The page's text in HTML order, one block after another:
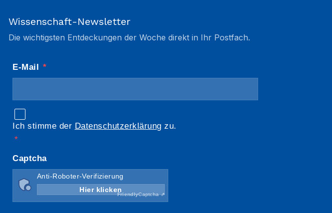
Wissenschaft-Newsletter
Die wichtigsten Entdeckungen der Woche direkt in Ihr Postfach.